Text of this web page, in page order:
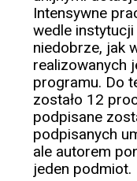
Intensywne
wedle
niedobrze, jak
realizowanych
programu. Do
zostało 12
podpisane
podpisanych
ale autorem
jeden podmiot.